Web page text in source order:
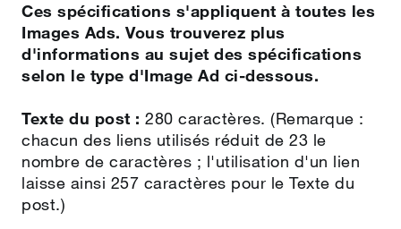
Ces spécifications s'appliquent à toutes les
Images Ads. Vous trouverez plus
d'informations au sujet des spécifications
selon le type d'Image Ad ci-dessous.
Texte du post : 280 caractères. (Remarque :
chacun des liens utilisés réduit de 23 le
nombre de caractères ; l'utilisation d'un lien
laisse ainsi 257 caractères pour le Texte du
post.)